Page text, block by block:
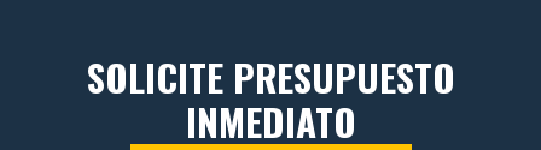
SOLICITE PRESUPUESTO
INMEDIATO